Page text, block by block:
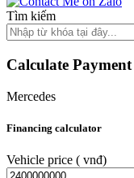
Tìm kiếm
Calculate Payment
Mercedes
Financing calculator
Vehicle price ( vnđ)